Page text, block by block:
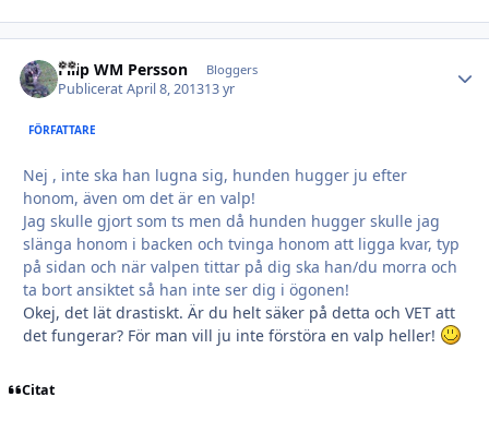
Filip WM Persson Bloggers
PubliceratApril 8, 201313 yr
FÖRFATTARE
Nej , inte ska han lugna sig, hunden hugger ju efter
honom, även om det är en valp!
Jag skulle gjort som ts men då hunden hugger skulle jag
slänga honom i backen och tvinga honom att ligga kvar, typ
på sidan och när valpen tittar på dig ska han/du morra och
ta bort ansiktet så han inte ser dig i ögonen!
Okej, det lät drastiskt. Är du helt säker på detta och VET att
det fungerar? För man vill ju inte förstöra en valp heller!
Citat